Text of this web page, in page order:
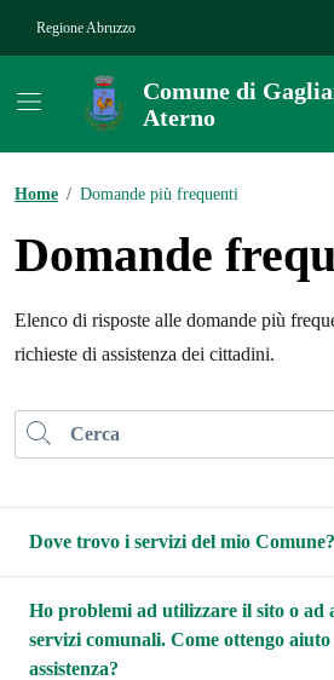
Regione Abruzzo
Comune di
Aterno
Home / Domande più frequenti
Domande
Elenco di risposte alle domande più
richieste di assistenza dei cittadini.
Cerca nel sito
Dove trovo i servizi del mio Comune?
Ho problemi ad utilizzare il sito o ad
servizi comunali. Come ottengo aiuto
assistenza?